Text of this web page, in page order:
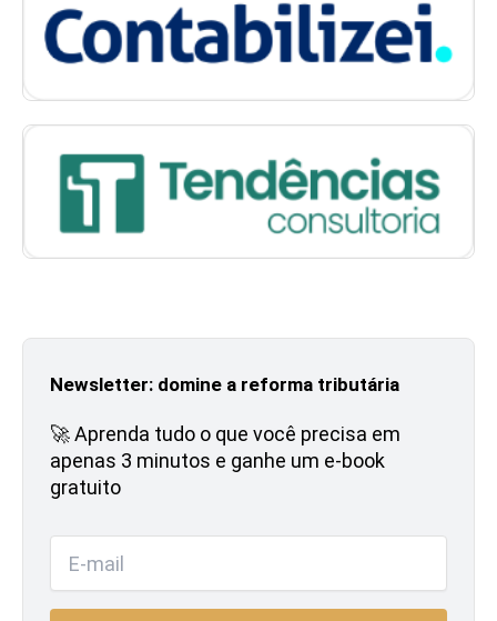
Newsletter: domine a reforma tributária
🚀 Aprenda tudo o que você precisa em
apenas 3 minutos e ganhe um e-book
gratuito